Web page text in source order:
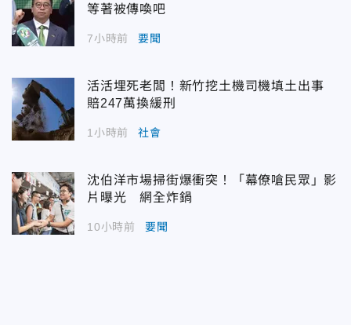
等著被傳喚吧
7小時前 要聞
活活埋死老闆！新竹挖土機司機填土出事
賠247萬換緩刑
1小時前 社會
沈伯洋市場掃街爆衝突！「幕僚嗆民眾」影
片曝光 網全炸鍋
10小時前 要聞